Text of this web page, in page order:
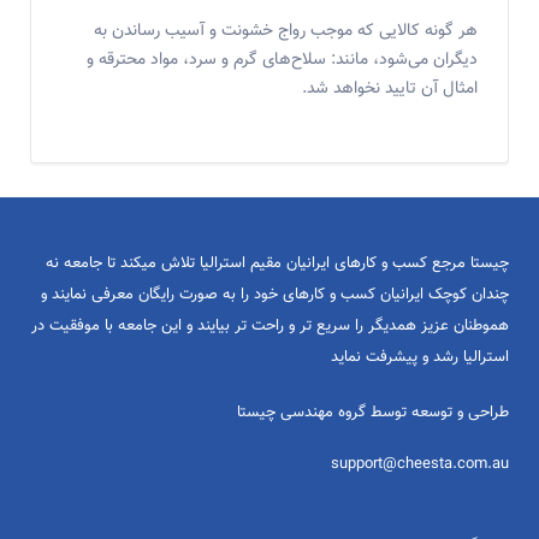
هر گونه کالایی که موجب رواج خشونت و آسیب رساندن به
دیگران می‌شود، مانند: سلاح‌های گرم و سرد، مواد محترقه و
امثال آن تایید نخواهد شد.
چیستا مرجع کسب و کارهای ایرانیان مقیم استرالیا تلاش میکند تا جامعه نه
چندان کوچک ایرانیان کسب و کارهای خود را به صورت رایگان معرفی نمایند و
هموطنان عزیز همدیگر را سریع تر و راحت تر بیایند و این جامعه با موفقیت در
استرالیا رشد و پیشرفت نماید
طراحی و توسعه توسط گروه مهندسی چیستا
support@cheesta.com.au